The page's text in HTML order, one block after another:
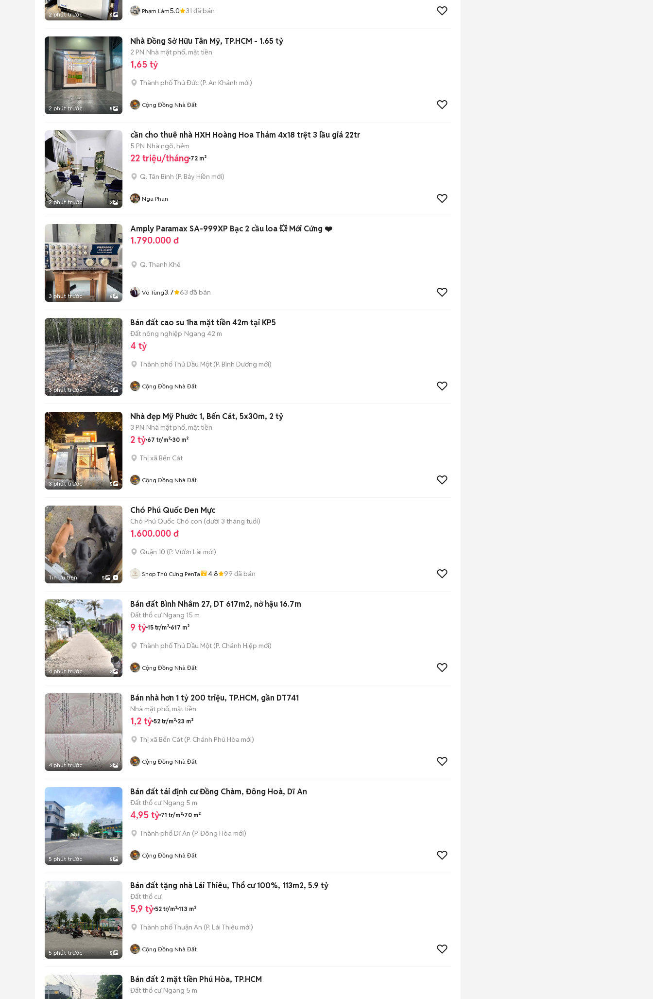
2 phút trước 6 Phạm Lâm5.0 31 đã bán
2 phút trước 5
Nhà Đồng Sở Hữu Tân Mỹ, TP.HCM - 1.65 tỷ
2 PN Nhà mặt phố, mặt tiền
1,65 tỷ
Thành phố Thủ Đức (P. An Khánh mới)
Cộng Đồng Nhà Đất
2 phút trước 3
cần cho thuê nhà HXH Hoàng Hoa Thám 4x18 trệt 3 lầu giá 22tr
5 PN Nhà ngõ, hẻm
22 triệu/tháng 72 m²
Q. Tân Bình (P. Bảy Hiền mới)
Nga Phan
3 phút trước 6
Amply Paramax SA-999XP Bạc 2 cầu loa 💥 Mới Cứng ❤️
1.790.000 đ
Q. Thanh Khê
Võ Tùng3.7 63 đã bán
3 phút trước 3
Bán đất cao su 1ha mặt tiền 42m tại KP5
Đất nông nghiệp Ngang 42 m
4 tỷ
Thành phố Thủ Dầu Một (P. Bình Dương mới)
Cộng Đồng Nhà Đất
3 phút trước 5
Nhà đẹp Mỹ Phước 1, Bến Cát, 5x30m, 2 tỷ
3 PN Nhà mặt phố, mặt tiền
2 tỷ 67 tr/m² 30 m²
Thị xã Bến Cát
Cộng Đồng Nhà Đất
Tin ưu tiên 5
Chó Phú Quốc Đen Mực
Chó Phú Quốc Chó con (dưới 3 tháng tuổi)
1.600.000 đ
Quận 10 (P. Vườn Lài mới)
Shop Thú Cưng PenTa 4.8 99 đã bán
4 phút trước 3
Bán đất Bình Nhâm 27, DT 617m2, nở hậu 16.7m
Đất thổ cư Ngang 15 m
9 tỷ 15 tr/m² 617 m²
Thành phố Thủ Dầu Một (P. Chánh Hiệp mới)
Cộng Đồng Nhà Đất
4 phút trước 3
Bán nhà hơn 1 tỷ 200 triệu, TP.HCM, gần DT741
Nhà mặt phố, mặt tiền
1,2 tỷ 52 tr/m² 23 m²
Thị xã Bến Cát (P. Chánh Phú Hòa mới)
Cộng Đồng Nhà Đất
5 phút trước 5
Bán đất tái định cư Đồng Chàm, Đông Hoà, Dĩ An
Đất thổ cư Ngang 5 m
4,95 tỷ 71 tr/m² 70 m²
Thành phố Dĩ An (P. Đông Hòa mới)
Cộng Đồng Nhà Đất
5 phút trước 5
Bán đất tặng nhà Lái Thiêu, Thổ cư 100%, 113m2, 5.9 tỷ
Đất thổ cư
5,9 tỷ 52 tr/m² 113 m²
Thành phố Thuận An (P. Lái Thiêu mới)
Cộng Đồng Nhà Đất
Bán đất 2 mặt tiền Phú Hòa, TP.HCM
Đất thổ cư Ngang 5 m